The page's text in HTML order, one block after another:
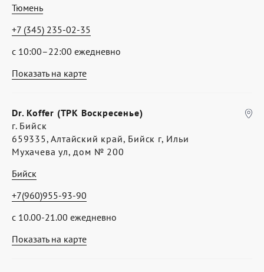
Показать на карте
Тюмень
с 10:00–22:00 ежедневно
+7 (345) 235-02-35
Показать на карте
Dr. Koffer (ТРК Воскресенье)
г. Бийск
659335, Алтайский край, Бийск г, Ильи
Мухачева ул, дом № 200
Бийск
с 10.00-21.00 ежедневно
+7(960)955-93-90